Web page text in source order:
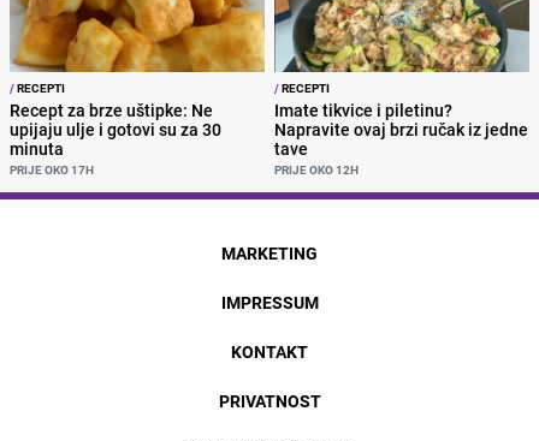
/RECEPTI
Recept za brze uštipke: Ne
upijaju ulje i gotovi su za 30
minuta
PRIJE OKO 17H
/RECEPTI
Imate tikvice i piletinu?
Napravite ovaj brzi ručak iz jedne
tave
PRIJE OKO 12H
MARKETING
IMPRESSUM
KONTAKT
PRIVATNOST